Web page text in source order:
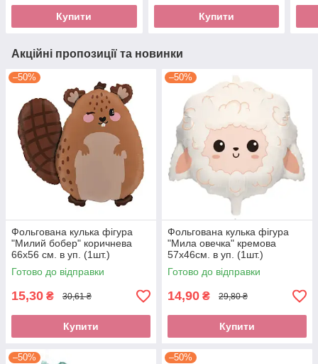
Купити Купити
Акційні пропозиції та новинки
–50%
Фольгована кулька фігура
"Милий бобер" коричнева
66х56 см. в уп. (1шт.)
Готово до відправки
15,30 ₴ 30,61 ₴
Купити
–50%
Фольгована кулька фігура
"Мила овечка" кремова
57x46см. в уп. (1шт.)
Готово до відправки
14,90 ₴ 29,80 ₴
Купити
–50% –50%